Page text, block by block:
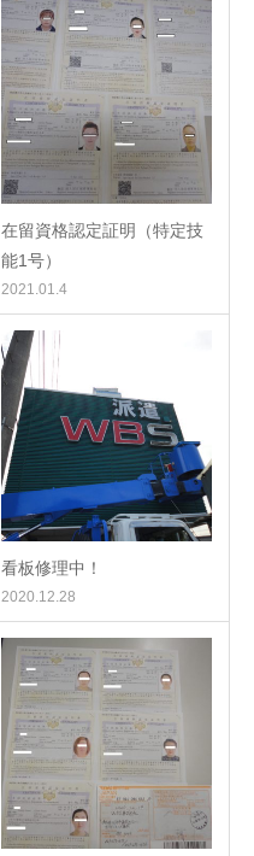
在留資格認定証明（特定技
能1号）
2021.01.4
看板修理中！
2020.12.28